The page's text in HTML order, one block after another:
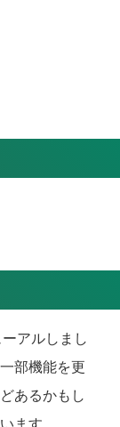
アルしまし
部機能を更
あるかもし
ます。